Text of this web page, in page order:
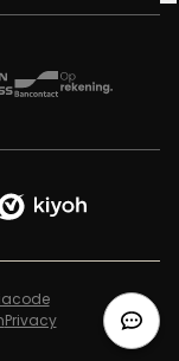
Express
BancontactOp rekening
Privacy